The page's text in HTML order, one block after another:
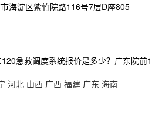
海淀区紫竹院路116号7层D座805
急救调度系统报价是多少？广东院
河北 山西 广西 福建 广东 海南